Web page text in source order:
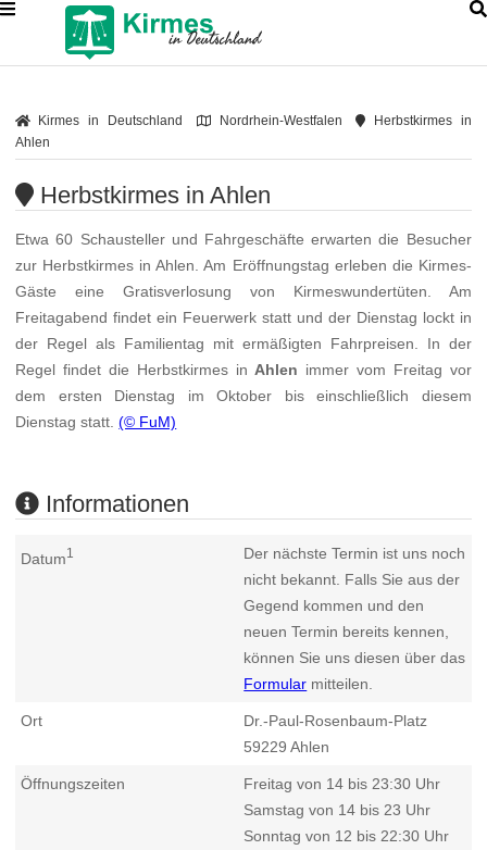
Kirmes in Deutschland Nordrhein-Westfalen
Herbstkirmes in
Ahlen
Herbstkirmes in Ahlen
Etwa 60 Schausteller und Fahrgeschäfte erwarten die Besucher
zur Herbstkirmes in Ahlen. Am Eröffnungstag erleben die Kirmes-
Gäste eine Gratisverlosung von Kirmeswundertüten. Am
Freitagabend findet ein Feuerwerk statt und der Dienstag lockt in
der Regel als Familientag mit ermäßigten Fahrpreisen. In der
Regel findet die Herbstkirmes inAhlen immer vom Freitag vor
dem ersten Dienstag im Oktober bis einschließlich diesem
Dienstag statt.(© FuM)
Informationen
Datum1
Der nächste Termin ist uns noch
nicht bekannt. Falls Sie aus der
Gegend kommen und den
neuen Termin bereits kennen,
können Sie uns diesen über das
Formular mitteilen.
Ort
Dr.-Paul-Rosenbaum-Platz
59229 Ahlen
Öffnungszeiten
Freitag von 14 bis 23:30 Uhr
Samstag von 14 bis 23 Uhr
Sonntag von 12 bis 22:30 Uhr